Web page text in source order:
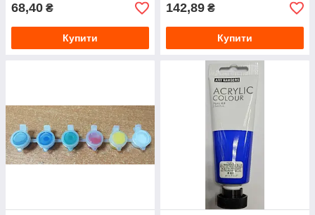
68,40 ₴
Купити
142,89 ₴
Купити